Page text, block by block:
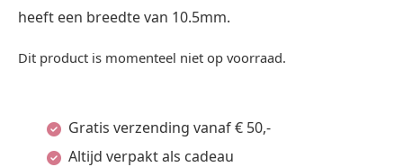
heeft een breedte van 10.5mm.
Dit product is momenteel niet op voorraad.
Gratis verzending vanaf € 50,-
Altijd verpakt als cadeau